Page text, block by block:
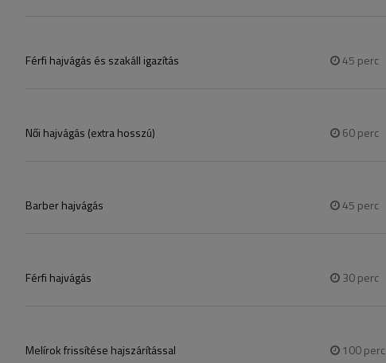
Férfi hajvágás és szakáll igazítás 45 perc
Női hajvágás (extra hosszú) 60perc
Barber hajvágás 45 perc
Férfi hajvágás 30perc
Melírok frissítése hajszárítással 100perc